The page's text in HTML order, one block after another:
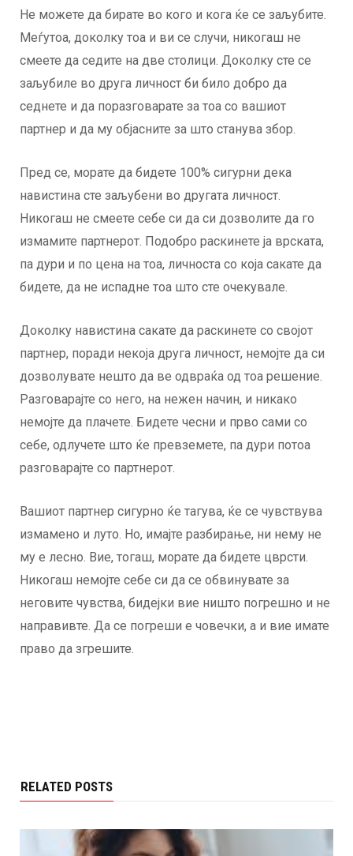
Не можете да бирате во кого и кога ќе се заљубите.
Меѓутоа, доколку тоа и ви се случи, никогаш не
смеете да седите на две столици. Доколку сте се
заљубиле во друга личност би било добро да
седнете и да поразговарате за тоа со вашиот
партнер и да му објасните за што станува збор.
Пред се, морате да бидете 100% сигурни дека
навистина сте заљубени во другата личност.
Никогаш не смеете себе си да си дозволите да го
измамите партнерот. Подобро раскинете ја врската,
па дури и по цена на тоа, личноста со која сакате да
бидете, да не испадне тоа што сте очекувале.
Доколку навистина сакате да раскинете со својот
партнер, поради некоја друга личност, немојте да си
дозволувате нешто да ве одвраќа од тоа решение.
Разговарајте со него, на нежен начин, и никако
немојте да плачете. Бидете чесни и прво сами со
себе, одлучете што ќе превземете, па дури потоа
разговарајте со партнерот.
Вашиот партнер сигурно ќе тагува, ќе се чувствува
измамено и луто. Но, имајте разбирање, ни нему не
му е лесно. Вие, тогаш, морате да бидете цврсти.
Никогаш немојте себе си да се обвинувате за
неговите чувства, бидејки вие ништо погрешно и не
направивте. Да се погреши е човечки, а и вие имате
право да згрешите.
RELATED POSTS